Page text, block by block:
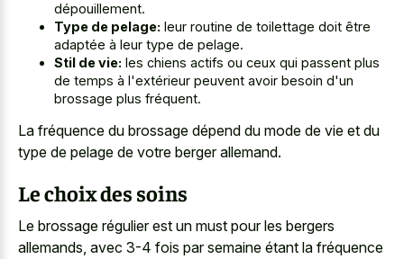
dépouillement.
Type de pelage: leur routine de toilettage doit être
adaptée à leur type de pelage.
Stil de vie: les chiens actifs ou ceux qui passent plus
de temps à l'extérieur peuvent avoir besoin d'un
brossage plus fréquent.
La fréquence du brossage dépend du mode de vie et du
type de pelage de votre berger allemand.
Le choix des soins
Le brossage régulier est un must pour les bergers
allemands, avec 3-4 fois par semaine étant la fréquence